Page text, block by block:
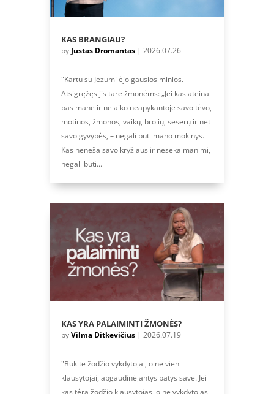
KAS BRANGIAU?
by Justas Dromantas| 2026.07.26
"Kartu su Jėzumi ėjo gausios minios.
Atsigręžęs jis tarė žmonėms: „Jei kas ateina
pas mane ir nelaiko neapykantoje savo tėvo,
motinos, žmonos, vaikų, brolių, seserų ir net
savo gyvybės, – negali būti mano mokinys.
Kas neneša savo kryžiaus ir neseka manimi,
negali būti...
KAS YRA PALAIMINTI ŽMONĖS?
byVilma Ditkevičius| 2026.07.19
"Būkite žodžio vykdytojai, o ne vien
klausytojai, apgaudinėjantys patys save. Jei